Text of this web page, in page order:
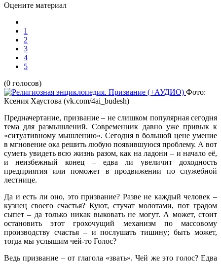
Оцените материал
1
2
3
4
5
(0 голосов)
Фото:
Ксения Хаустова (vk.com/4ai_budesh)
Предначертание, призвание – не слишком популярная сегодня
тема для размышлений. Современник давно уже привык к
«ситуативному мышлению». Сегодня в большой цене умение
в мгновение ока решить любую появившуюся проблему. А вот
суметь увидеть всю жизнь разом, как на ладони – и начало её,
и неизбежный конец – едва ли увеличит доходность
предприятия или поможет в продвижении по служебной
лестнице.
Да и есть ли оно, это призвание? Разве не каждый человек –
кузнец своего счастья? Куют, стучат молотами, пот градом
сыпет – да только никак выковать не могут. А может, стоит
остановить этот грохочущий механизм по массовому
производству счастья – и послушать тишину; быть может,
тогда мы услышим чей-то Голос?
Ведь призвание – от глагола «звать». Чей же это голос? Едва